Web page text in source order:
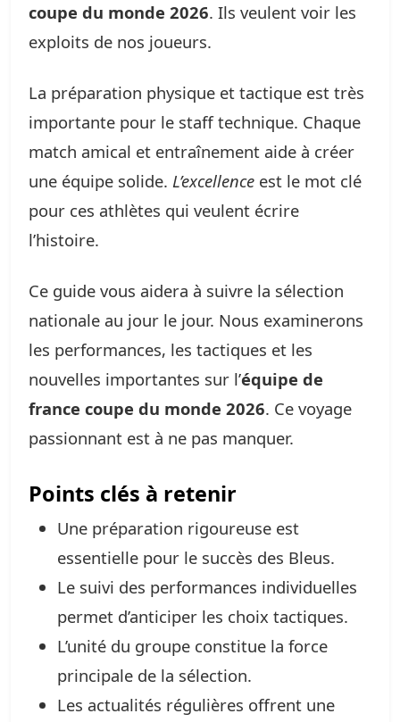
coupe du monde 2026. Ils veulent voir les
exploits de nos joueurs.
La préparation physique et tactique est très
importante pour le staff technique. Chaque
match amical et entraînement aide à créer
une équipe solide. L’excellence est le mot clé
pour ces athlètes qui veulent écrire
l’histoire.
Ce guide vous aidera à suivre la sélection
nationale au jour le jour. Nous examinerons
les performances, les tactiques et les
nouvelles importantes sur l’équipe de
france coupe du monde 2026. Ce voyage
passionnant est à ne pas manquer.
Points clés à retenir
Une préparation rigoureuse est
essentielle pour le succès des Bleus.
Le suivi des performances individuelles
permet d’anticiper les choix tactiques.
L’unité du groupe constitue la force
principale de la sélection.
Les actualités régulières offrent une